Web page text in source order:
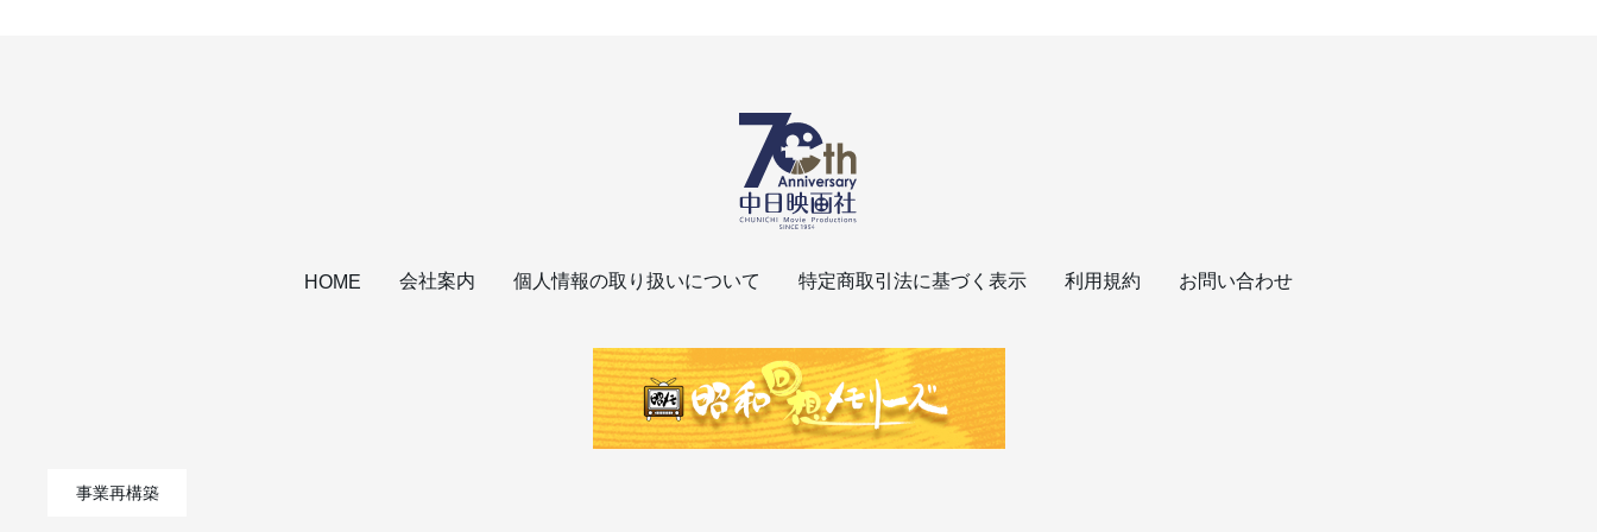
HOME 会社案内 個人情報の取り扱いについて 特定商取引法に基づく表示 利用規約 お問い合わせ
事業再構築